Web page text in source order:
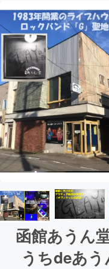
函館あうん
うちdeあ